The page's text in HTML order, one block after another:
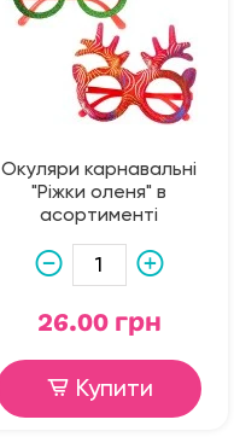
Окуляри карнавальні
"Ріжки оленя" в
асортименті
26.00 грн
Купити